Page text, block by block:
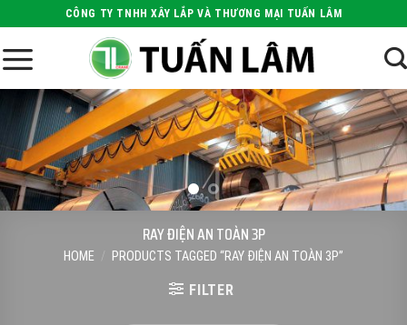
to
content
CÔNG TY TNHH XÂY LẮP VÀ THƯƠNG MẠI TUẤN LÂM
RAY ĐIỆN AN TOÀN 3P
HOME / PRODUCTS TAGGED “RAY ĐIỆN AN TOÀN 3P”
FILTER